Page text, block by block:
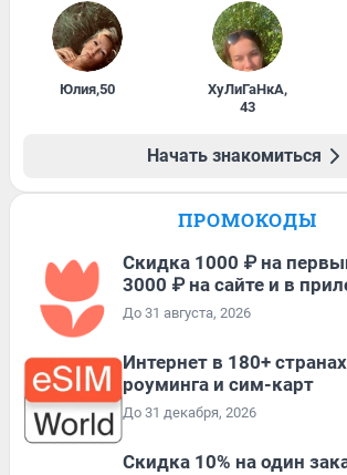
Юлия,50 ХуЛиГаНкА,
43
Начать знакомиться
ПРОМОКОДЫ
Скидка 1000 ₽ на
3000 ₽ на сайте и в
До 31 августа, 2026
Интернет в 180+
роуминга и сим-карт
До 31 декабря, 2026
Скидка 10% на один